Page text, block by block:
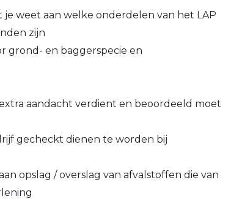
weet aan welke onderdelen van het LAP
zijn
grond- en baggerspecie en
aandacht verdient en beoordeeld moet
gecheckt dienen te worden bij
opslag / overslag van afvalstoffen die van